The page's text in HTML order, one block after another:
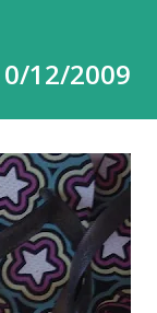
12/2009